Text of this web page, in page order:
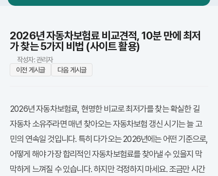
2026년 자동차보험료 비교견적, 10분 만에 최저
가 찾는 5가지 비법 (사이트 활용)
작성자: 관리자
이전 게시글
다음 게시글
2026년 자동차보험료, 현명한 비교로 최저가를 찾는 확실한 길
자동차 소유주라면 매년 찾아오는 자동차보험 갱신 시기는 늘 고
민의 연속일 것입니다. 특히 다가오는 2026년에는 어떤 기준으로,
어떻게 해야 가장 합리적인자동차보험료를 찾아낼 수 있을지 막
막하게 느껴질 수 있습니다. 하지만 걱정하지 마세요. 조금만 시간